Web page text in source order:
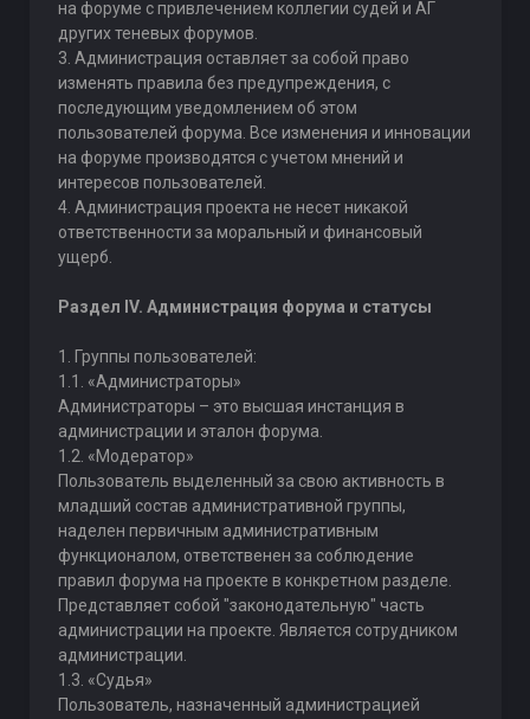
на форуме с привлечением коллегии судей и АГ
других теневых форумов.
3. Администрация оставляет за собой право
изменять правила без предупреждения, с
последующим уведомлением об этом
пользователей форума. Все изменения и инновации
на форуме производятся с учетом мнений и
интересов пользователей.
4. Администрация проекта не несет никакой
ответственности за моральный и финансовый
ущерб.
Раздел IV. Администрация форума и статусы
1. Группы пользователей:
1.1. «Администраторы»
Администраторы – это высшая инстанция в
администрации и эталон форума.
1.2. «Модератор»
Пользователь выделенный за свою активность в
младший состав административной группы,
наделен первичным административным
функционалом, ответственен за соблюдение
правил форума на проекте в конкретном разделе.
Представляет собой "законодательную" часть
администрации на проекте. Является сотрудником
администрации.
1.3. «Судья»
Пользователь, назначенный администрацией